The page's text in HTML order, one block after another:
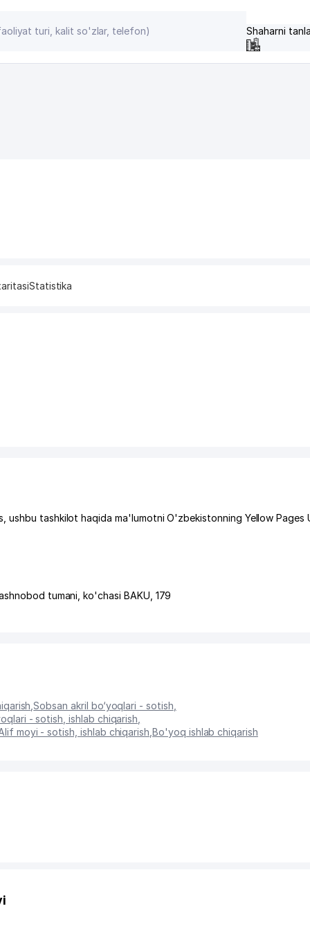
Shaharni
Statistika
ushbu tashkilot haqida ma'lumotni O'zbekistonning Yellow Pages
tumani ,ko'chasi BAKU , 179
Sobsan akril bo‘yoqlari - sotish
- sotish, ishlab chiqarish
moyi - sotish, ishlab chiqarish ,Bo'yoq ishlab chiqarish